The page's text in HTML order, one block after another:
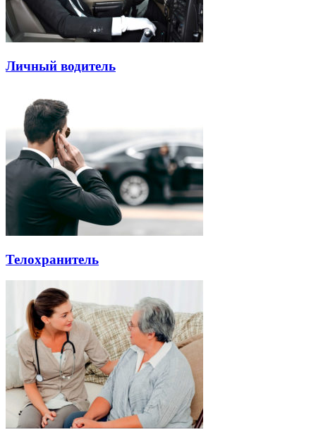
Личный водитель
Телохранитель